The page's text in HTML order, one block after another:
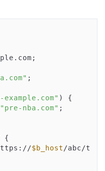
;
example.com" ) {
"pre-nba.com" ;
{
$b_host /abc/t